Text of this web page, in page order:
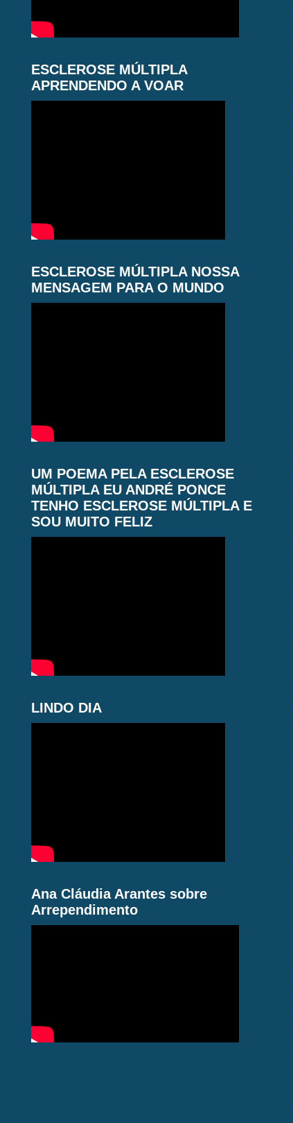
ESCLEROSE MÚLTIPLA
APRENDENDO A VOAR
ESCLEROSE MÚLTIPLA NOSSA
MENSAGEM PARA O MUNDO
UM POEMA PELA ESCLEROSE
MÚLTIPLA EU ANDRÉ PONCE
TENHO ESCLEROSE MÚLTIPLA E
SOU MUITO FELIZ
LINDO DIA
Ana Cláudia Arantes sobre
Arrependimento